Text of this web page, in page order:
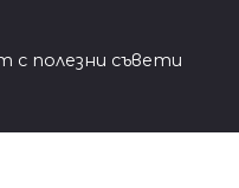
с полезни съвети